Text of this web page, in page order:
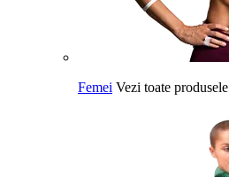
Femei Vezi toate produsele